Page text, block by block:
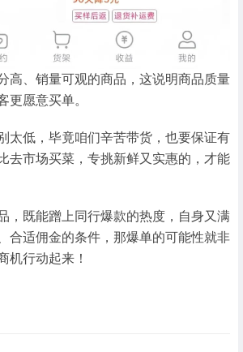
高、销量可观的商品，这说明商品质量
更愿意买单。
太低，毕竟咱们辛苦带货，也要保证有
去市场买菜，专挑新鲜又实惠的，才能
，既能蹭上同行爆款的热度，自身又满
合适佣金的条件，那爆单的可能性就非
机行动起来！